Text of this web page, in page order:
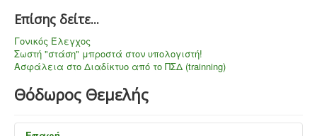
Επίσης δείτε...
Γονικός Έλεγχος
Σωστή "στάση" μπροστά στον υπολογιστή!
Ασφάλεια στο Διαδίκτυο από το ΠΣΔ (trainning)
Θόδωρος Θεμελής